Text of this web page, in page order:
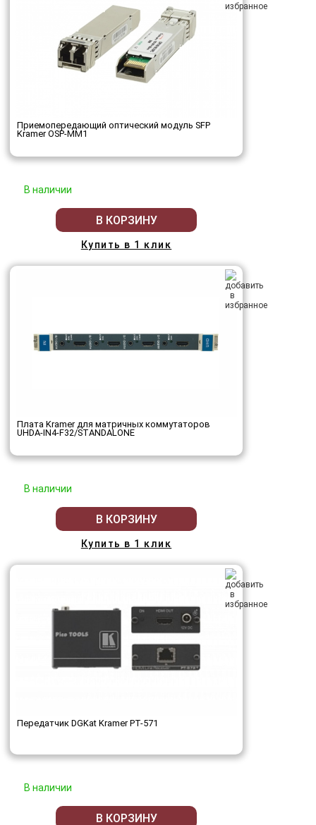
Приемопередающий оптический модуль SFP
Kramer OSP-MM1
В наличии
В КОРЗИНУ
Купить в 1 клик
Плата Kramer для матричных коммутаторов
UHDA-IN4-F32/STANDALONE
В наличии
В КОРЗИНУ
Купить в 1 клик
Передатчик DGKat Kramer PT-571
В наличии
В КОРЗИНУ